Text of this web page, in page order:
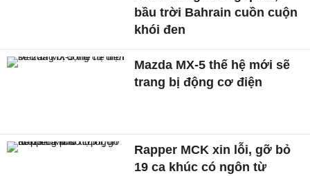
bầu trời Bahrain cuồn cuộn
khói đen
Mazda MX-5 thế hệ mới sẽ
trang bị động cơ điện
Rapper MCK xin lỗi, gỡ bỏ
19 ca khúc có ngôn từ